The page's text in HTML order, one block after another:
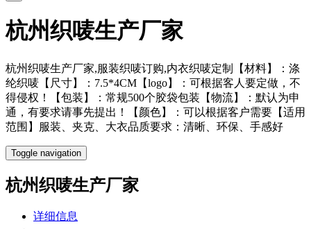
杭州织唛生产厂家
杭州织唛生产厂家,服装织唛订购,内衣织唛定制【材料】：涤
纶织唛【尺寸】：7.5*4CM【logo】：可根据客人要定做，不
得侵权！【包装】：常规500个胶袋包装【物流】：默认为申
通，有要求请事先提出！【颜色】：可以根据客户需要【适用
范围】服装、夹克、大衣品质要求：清晰、环保、手感好
Toggle navigation
杭州织唛生产厂家
详细信息